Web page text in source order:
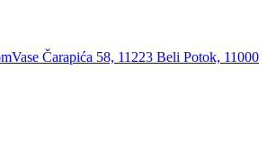
Vase Čarapića 58, 11223 Beli Potok, 11000